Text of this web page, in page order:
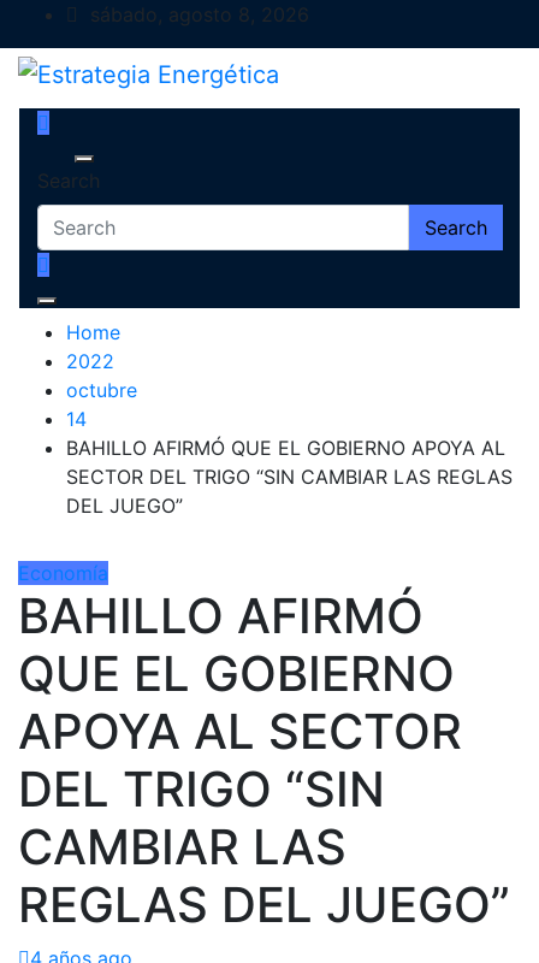
to
content
sábado, agosto 8, 2026
Estrategia Energética
Magazine de Debate
Search
Search
Home
2022
octubre
14
BAHILLO AFIRMÓ QUE EL GOBIERNO APOYA AL
SECTOR DEL TRIGO “SIN CAMBIAR LAS REGLAS
DEL JUEGO”
Economía
BAHILLO AFIRMÓ
QUE EL GOBIERNO
APOYA AL SECTOR
DEL TRIGO “SIN
CAMBIAR LAS
REGLAS DEL JUEGO”
4 años ago